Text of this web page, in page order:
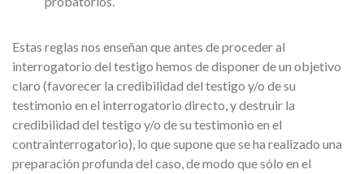
Estas reglas nos enseñan que antes de proceder al
interrogatorio del testigo hemos de disponer de un objetivo
claro (favorecer la credibilidad del testigo y/o de su
testimonio en el interrogatorio directo, y destruir la
credibilidad del testigo y/o de su testimonio en el
contrainterrogatorio), lo que supone que se ha realizado una
preparación profunda del caso, de modo que sólo en el